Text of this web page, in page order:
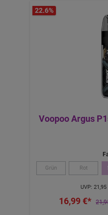
22.6%
Voopoo Argus
Grün Rot
UVP: 21,95
16,99 €*